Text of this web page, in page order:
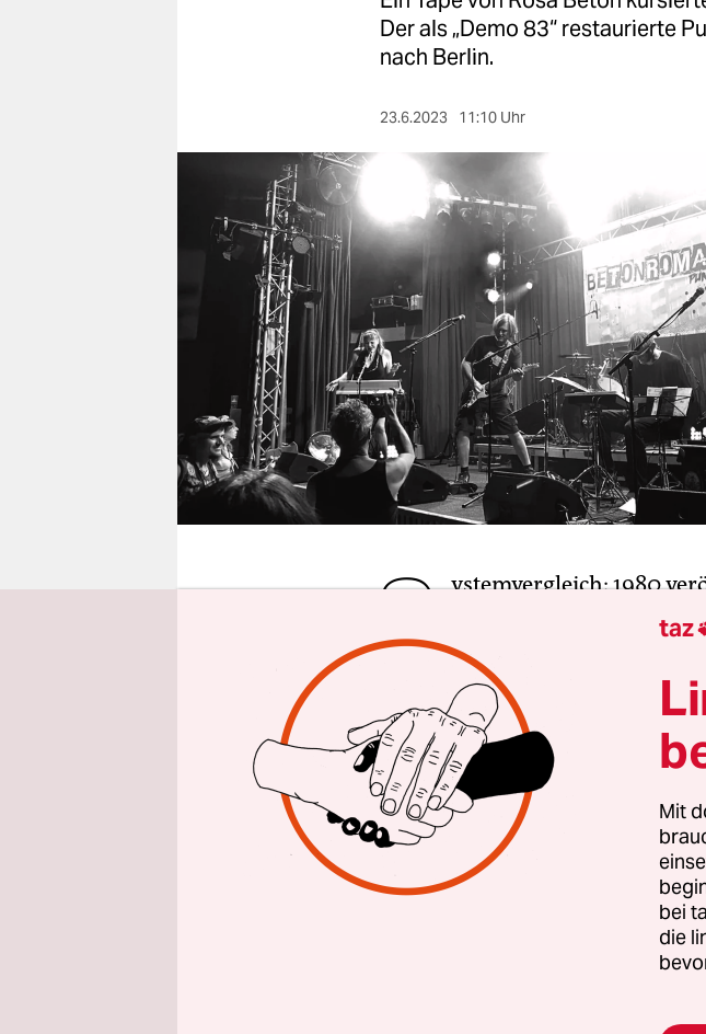
verlag
veranstaltungen
fragen & hilfe
unterstützen
abo
genossenschaft
epaper login
Der als „Demo 83“ restaurierte
nach Berlin.
23.6.2023 11:10 Uhr
S ystemvergleich: 1980
Band S.Y.P.H. in
Beton“, ein stimmiges
Naturbesoffenheit. 1983
unter der Hand eine Kassette
Beton: Thomas Wagner
(Drums, Gesang).
taz
Mit
bei
die